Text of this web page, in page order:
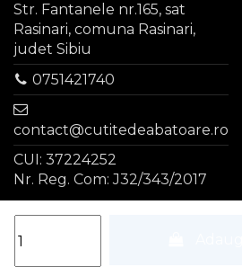
Str. Fantanele nr.165, sat
Rasinari, comuna Rasinari,
judet Sibiu
0751421740
contact@cutitedeabatoare.ro
CUI: 37224252
Nr. Reg. Com: J32/343/2017